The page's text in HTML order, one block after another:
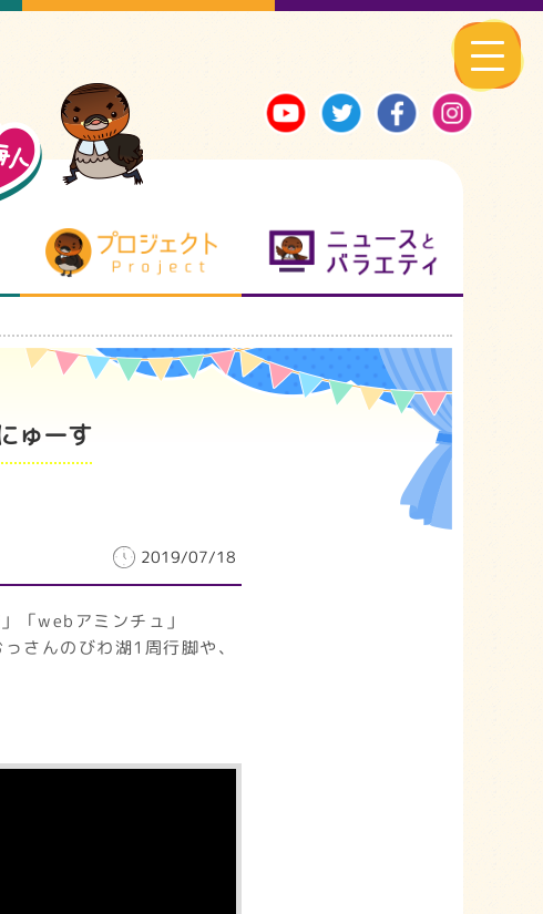
まるまる地元ネタ プロジェクト
ゅーす
2019/07/18
「webアミンチュ」
さんのびわ湖1周行脚や、